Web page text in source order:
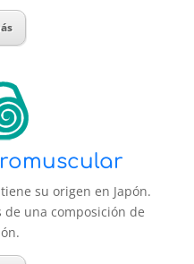
su origen en Japón.
de una composición de